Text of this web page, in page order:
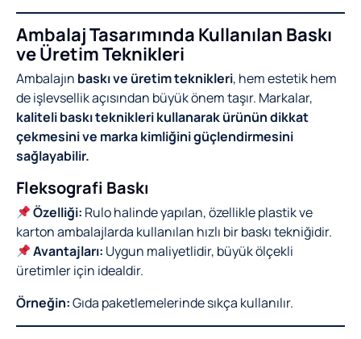
Ambalaj Tasarımında Kullanılan Baskı
ve Üretim Teknikleri
Ambalajın baskı ve üretim teknikleri, hem estetik hem
de işlevsellik açısından büyük önem taşır. Markalar,
kaliteli baskı teknikleri kullanarak ürünün dikkat
çekmesini ve marka kimliğini güçlendirmesini
sağlayabilir.
Fleksografi Baskı
Özelliği: Rulo halinde yapılan, özellikle plastik ve
karton ambalajlarda kullanılan hızlı bir baskı tekniğidir.
Avantajları: Uygun maliyetlidir, büyük ölçekli
üretimler için idealdir.
Örneğin:Gıda paketlemelerinde sıkça kullanılır.